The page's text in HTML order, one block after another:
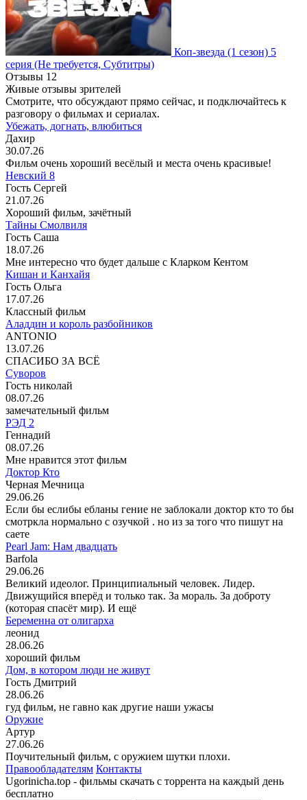
Коп-звезда (1 сезон) 5
серия (Не требуется, Субтитры)
Отзывы 12
Живые отзывы зрителей
Смотрите, что обсуждают прямо сейчас, и подключайтесь к
разговору о фильмах и сериалах.
Убежать, догнать, влюбиться
Дахир
30.07.26
Фильм очень хороший весёлый и места очень красивые!
Невский 8
Гость Сергей
21.07.26
Хороший фильм, зачётный
Тайны Смолвиля
Гость Саша
18.07.26
Мне интересно что будет дальше с Кларком Кентом
Кишан и Канхайя
Гость Ольга
17.07.26
Классный фильм
Аладдин и король разбойников
ANTONIO
13.07.26
СПАСИБО ЗА ВСЁ
Суворов
Гость николай
08.07.26
замечательный фильм
РЭД 2
Геннадий
08.07.26
Мне нравится этот фильм
Доктор Кто
Черная Мечница
29.06.26
Если бы еслибы ебланы гение не заблокали доктор кто то бы
смотркла нормально с озучкой . но из за того что пишут на
саете
Pearl Jam: Нам двадцать
Barfola
29.06.26
Великий идеолог. Принципиальный человек. Лидер.
Движущийся вперёд и только так. За мораль. За доброту
(которая спасёт мир). И ещё
Беременна от олигарха
леонид
28.06.26
хороший фильм
Дом, в котором люди не живут
Гость Дмитрий
28.06.26
гуд фильм, не гавно как другие наши ужасы
Оружие
Артур
27.06.26
Поучительный фильм, с оружием шутки плохи.
Правообладателям Контакты
Ugorinicha.top - фильмы скачать с торрента на каждый день
бесплатно